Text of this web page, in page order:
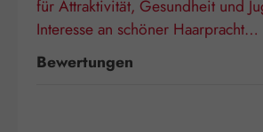
für Attraktivität, Gesundheit und
Interesse an schöner Haarpracht…
Bewertungen